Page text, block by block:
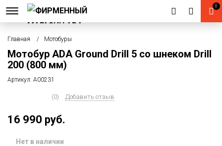
0
Главная Мотобуры
Мотобур ADA Ground Drill 5 со шнеком Drill
200 (800 мм)
Артикул: А00231
(0) Добавить отзыв
16 990 руб.
Нет в наличии